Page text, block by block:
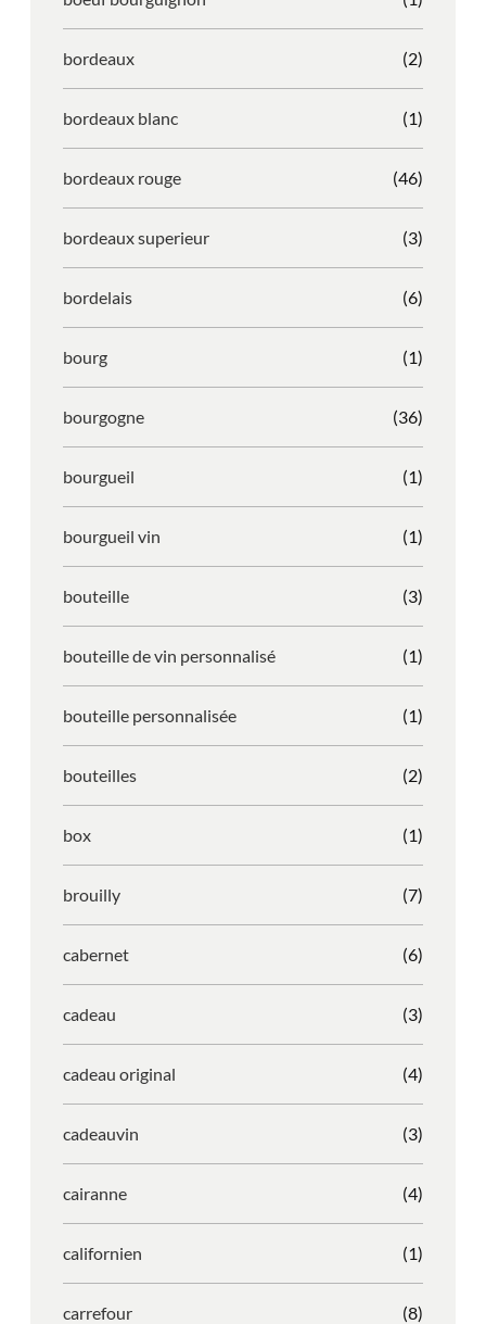
bordeaux (2)
bordeaux blanc (1)
bordeaux rouge (46)
bordeaux superieur (3)
bordelais (6)
bourg (1)
bourgogne (36)
bourgueil (1)
bourgueil vin (1)
bouteille (3)
bouteille de vin personnalisé (1)
bouteille personnalisée (1)
bouteilles (2)
box (1)
brouilly (7)
cabernet (6)
cadeau (3)
cadeau original (4)
cadeauvin (3)
cairanne (4)
californien (1)
carrefour (8)